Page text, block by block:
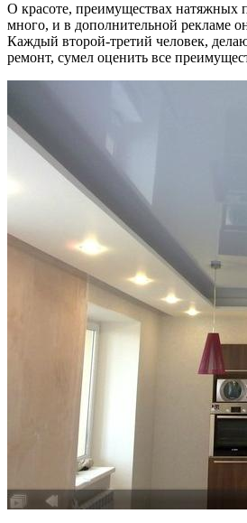
О красоте, преимуществах натяжных
много, и в дополнительной рекламе
Каждый второй-третий человек,
ремонт, сумел оценить все